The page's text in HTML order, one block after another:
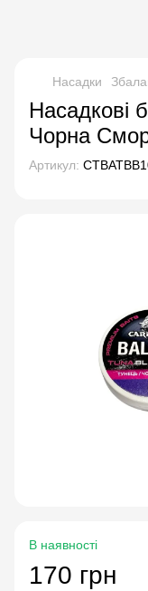
Насадки
Насадкові
Чорна
Артикул:
В наявності
170 грн